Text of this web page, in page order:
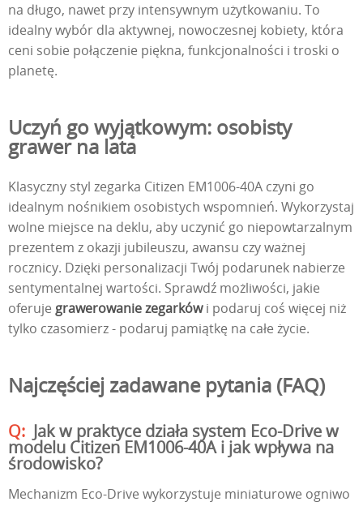
na długo, nawet przy intensywnym użytkowaniu. To
idealny wybór dla aktywnej, nowoczesnej kobiety, która
ceni sobie połączenie piękna, funkcjonalności i troski o
planetę.
Uczyń go wyjątkowym: osobisty
grawer na lata
Klasyczny styl zegarka Citizen EM1006-40A czyni go
idealnym nośnikiem osobistych wspomnień. Wykorzystaj
wolne miejsce na deklu, aby uczynić go niepowtarzalnym
prezentem z okazji jubileuszu, awansu czy ważnej
rocznicy. Dzięki personalizacji Twój podarunek nabierze
sentymentalnej wartości. Sprawdź możliwości, jakie
oferuje grawerowanie zegarkówi podaruj coś więcej niż
tylko czasomierz - podaruj pamiątkę na całe życie.
Najczęściej zadawane pytania (FAQ)
Jak w praktyce działa system Eco-Drive w
modelu Citizen EM1006-40A i jak wpływa na
środowisko?
Mechanizm Eco-Drive wykorzystuje miniaturowe ogniwo